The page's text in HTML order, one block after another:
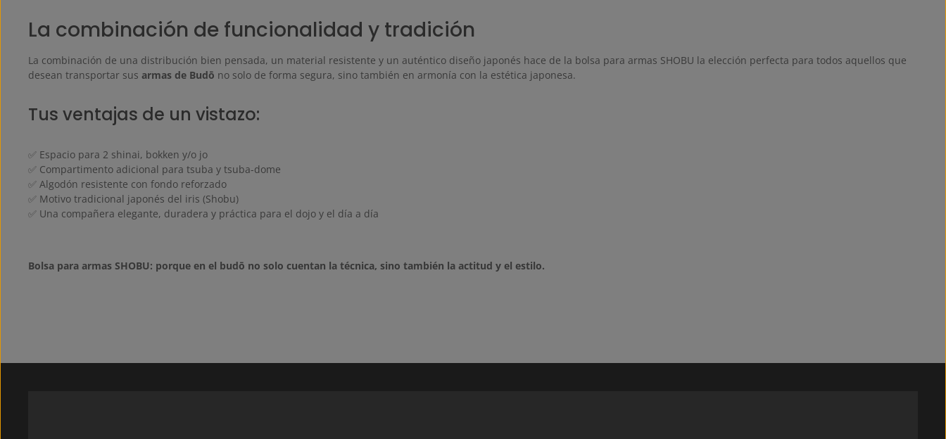
La combinación de funcionalidad y tradición
La combinación de una distribución bien pensada, un material resistente y un auténtico diseño japonés hace de la bolsa para armas SHOBU la elección perfecta para todos aquellos que
desean transportar sus armas de Budō no solo de forma segura, sino también en armonía con la estética japonesa.
Tus ventajas de un vistazo:
✅ Espacio para 2 shinai, bokken y/o jo
✅ Compartimento adicional para tsuba y tsuba-dome
✅ Algodón resistente con fondo reforzado
✅ Motivo tradicional japonés del iris (Shobu)
✅ Una compañera elegante, duradera y práctica para el dojo y el día a día
Bolsa para armas SHOBU: porque en el budō no solo cuentan la técnica, sino también la actitud y el estilo.